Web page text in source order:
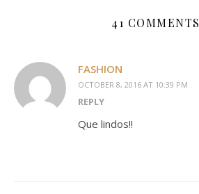
41 COMMENTS
FASHION
OCTOBER 8, 2016 AT 10:39 PM
REPLY
Que lindos!!